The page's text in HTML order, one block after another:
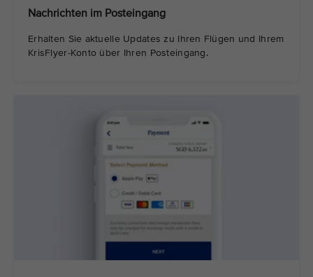
Nachrichten im Posteingang
Erhalten Sie aktuelle Updates zu Ihren Flügen und Ihrem
KrisFlyer-Konto über Ihren Posteingang.